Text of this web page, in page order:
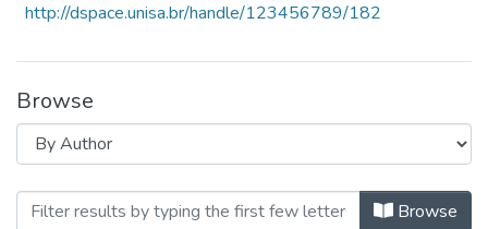
http://dspace.unisa.br/handle/123456789/182
Browse
Browsing Ebooks I Capítulos de
Browse